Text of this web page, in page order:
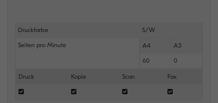
Druckfarbe S/W
Seiten pro Minute A4 A3
60 0
Druck Kopie Scan Fax